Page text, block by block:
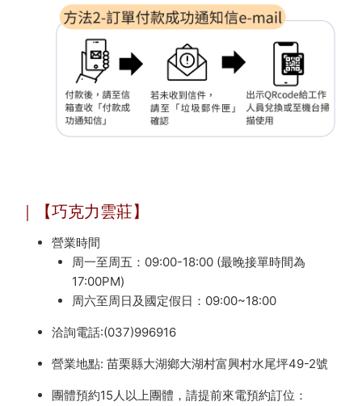
｜【巧克力雲莊】
營業時間
周一至周五：09:00-18:00 (最晚接單時間為
17:00PM)
周六至周日及國定假日：09:00~18:00
洽詢電話:(037)996916
營業地點: 苗栗縣大湖鄉大湖村富興村水尾坪49-2號
團體預約15人以上團體，請提前來電預約訂位：